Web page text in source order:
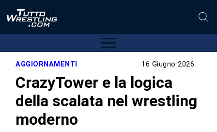
AGGIORNAMENTI 16 Giugno 2026
CrazyTower e la logica
della scalata nel wrestling
moderno